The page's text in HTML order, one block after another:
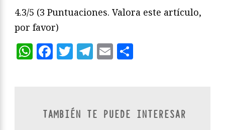
4.3/5 (3 Puntuaciones. Valora este artículo,
por favor)
WhatsApp
Facebook
Twitter
Telegram
Email
TAMBIÉN TE PUEDE INTERESAR